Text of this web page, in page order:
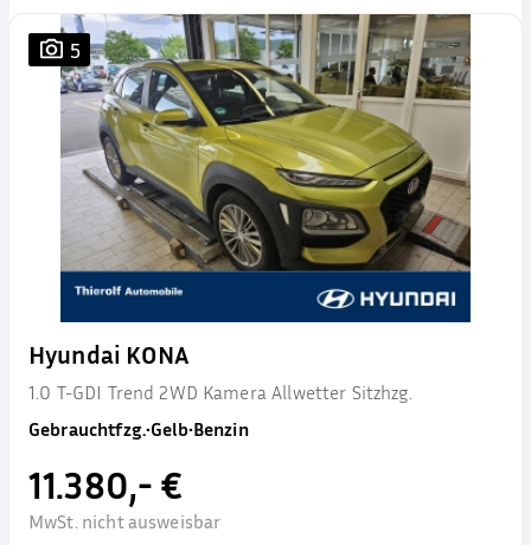
5
Hyundai KONA
1.0 T-GDI Trend 2WD Kamera Allwetter Sitzhzg.
Gebrauchtfzg.•Gelb•Benzin
11.380,- €
MwSt. nicht ausweisbar